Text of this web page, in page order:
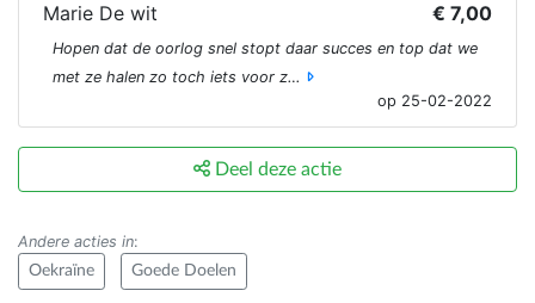
Marie De wit € 7,00
Hopen dat de oorlog snel stopt daar succes en top dat we
met ze halen zo toch iets voor z…
op 25-02-2022
Deel deze actie
Andere acties in:
Oekraïne Goede Doelen